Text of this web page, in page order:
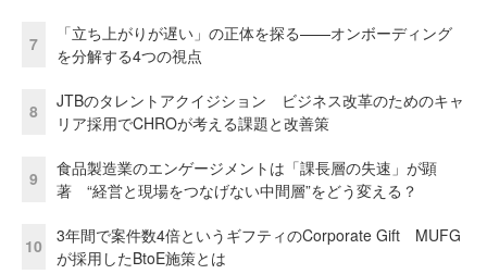
7
「立ち上がりが遅い」の正体を探る——オンボーディング
を分解する4つの視点
8
JTBのタレントアクイジション ビジネス改革のためのキャ
リア採用でCHROが考える課題と改善策
9
食品製造業のエンゲージメントは「課長層の失速」が顕
著 “経営と現場をつなげない中間層”をどう変える？
10
3年間で案件数4倍というギフティのCorporate Gift MUFG
が採用したBtoE施策とは